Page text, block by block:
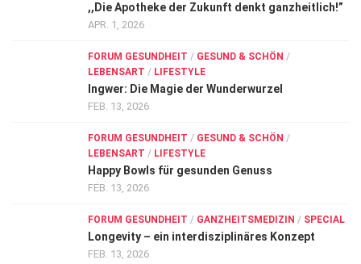
,,Die Apotheke der Zukunft denkt ganzheitlich!”
APR. 1, 2026
FORUM GESUNDHEIT / GESUND & SCHÖN /
LEBENSART / LIFESTYLE
Ingwer: Die Magie der Wunderwurzel
FEB. 13, 2026
FORUM GESUNDHEIT / GESUND & SCHÖN /
LEBENSART / LIFESTYLE
Happy Bowls für gesunden Genuss
FEB. 13, 2026
FORUM GESUNDHEIT / GANZHEITSMEDIZIN / SPECIAL
Longevity – ein interdisziplinäres Konzept
FEB. 13, 2026